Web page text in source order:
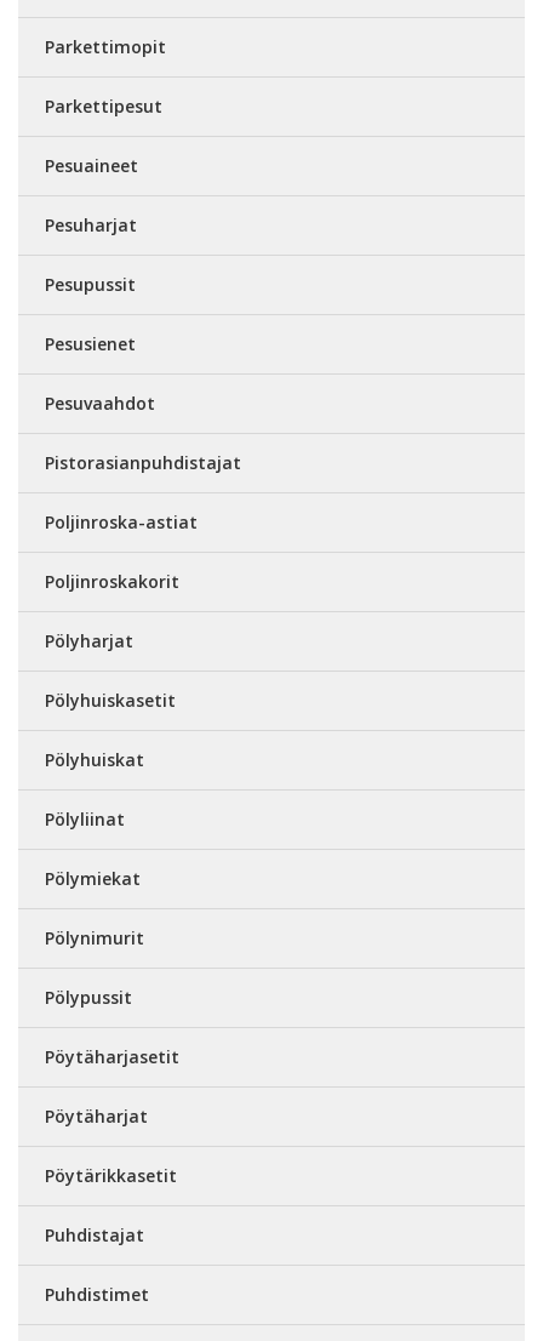
Parkettimopit
Parkettipesut
Pesuaineet
Pesuharjat
Pesupussit
Pesusienet
Pesuvaahdot
Pistorasianpuhdistajat
Poljinroska-astiat
Poljinroskakorit
Pölyharjat
Pölyhuiskasetit
Pölyhuiskat
Pölyliinat
Pölymiekat
Pölynimurit
Pölypussit
Pöytäharjasetit
Pöytäharjat
Pöytärikkasetit
Puhdistajat
Puhdistimet